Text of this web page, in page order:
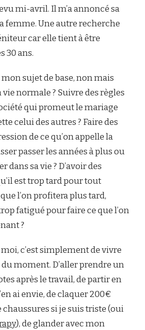
mi-avril. Il m’a annoncé sa
femme. Une autre recherche
car elle tient à être
30 ans.
sujet de base, non mais
vie normale ? Suivre des règles
qui promeut le mariage
celui des autres ? Faire des
de ce qu’on appelle la
passer les années à plus ou
dans sa vie ? D’avoir des
est trop tard pour tout
l’on profitera plus tard,
fatigué pour faire ce que l’on
?
c’est simplement de vivre
moment. D’aller prendre un
après le travail, de partir en
ai envie, de claquer 200€
chaussures si je suis triste (oui
), de glander avec mon